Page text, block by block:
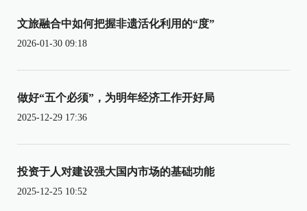
文旅融合中如何把握非遗活化利用的“度”
2026-01-30 09:18
做好“五个必须”，为明年经济工作开好局
2025-12-29 17:36
投资于人对建设强大国内市场的基础功能
2025-12-25 10:52